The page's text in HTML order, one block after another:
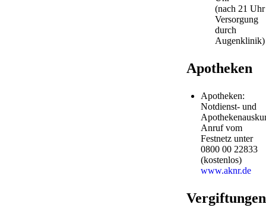
(nach 21 Uhr
Versorgung
durch
Augenklinik)
Apotheken
Apotheken:
Notdienst- und
Anruf vom
Festnetz unter
0800 00 22833
(kostenlos)
www.aknr.de
Vergiftungen